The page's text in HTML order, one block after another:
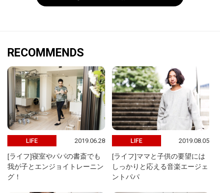
RECOMMENDS
LIFE 2019.06.28
[ライフ]寝室やパパの書斎でも
我が子とエンジョイトレーニン
グ！
LIFE 2019.08.05
[ライフ]ママと子供の要望には
しっかりと応える音楽エージェ
ントパパ